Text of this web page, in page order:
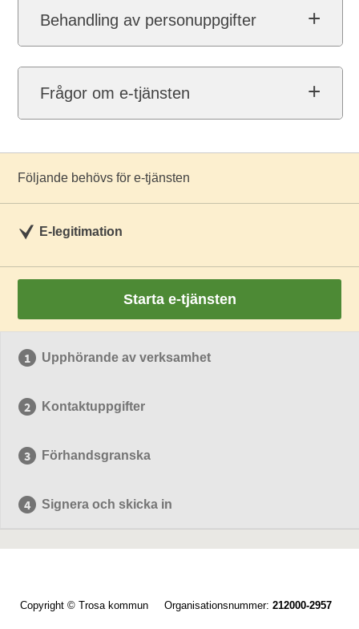
Behandling av personuppgifter
Frågor om e-tjänsten
Följande behövs för e-tjänsten
E-legitimation
Starta e-tjänsten
Upphörande av verksamhet
Kontaktuppgifter
Förhandsgranska
Signera och skicka in
Copyright © Trosa kommun Organisationsnummer: 212000-2957